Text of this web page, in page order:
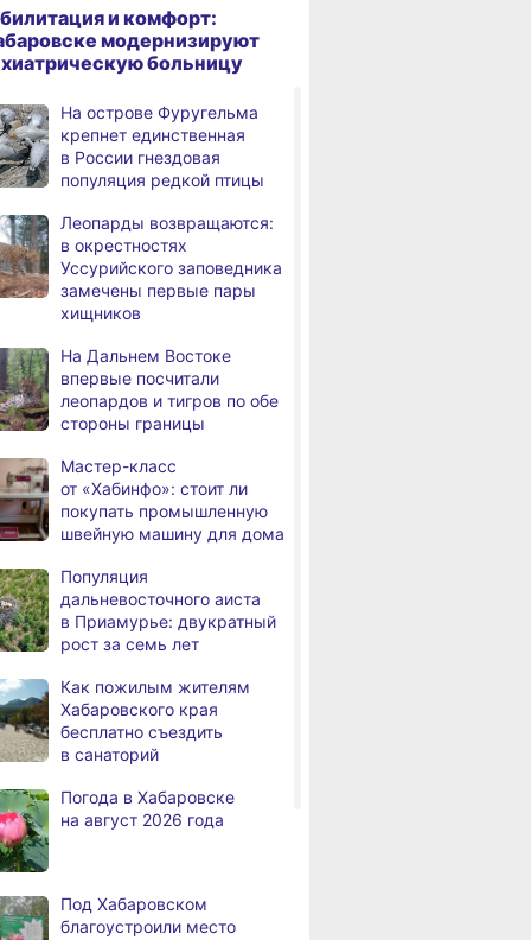
обсудили
налога
За сутки в Хабаровском
крае в 4 ДТП пострадали
модернизировали 4G
Правительство
Хабаровского края
Дальневосточную студию
кинохроники
В команду крупного
требуется специалист
по документообороту
и сопровождению продаж
«Раскладушки» и «книжки»
пользователи
Магнитные бури,
радиационный фон и пробки
Какой сегодня день:
Всемирный день борьбы
за запрещение ядерного
В Комсомольске-на-Амуре
рейсовый автобус съехал
в кювет
В Хабаровске состоится
фестиваль, посвящённый
Дню Победы
над милитаристской
В Хабаровске пройдёт гала-
В больнице имени
и комфорт:
модернизируют
больницу
На острове Фуругельма
крепнет единственная
в России гнездовая
популяция редкой птицы
Леопарды возвращаются:
в окрестностях
Уссурийского заповедника
замечены первые пары
хищников
На Дальнем Востоке
впервые посчитали
леопардов и тигров по обе
стороны границы
Мастер-класс
от «Хабинфо»: стоит ли
покупать промышленную
швейную машину для дома
Популяция
дальневосточного аиста
в Приамурье: двукратный
рост за семь лет
Как пожилым жителям
Хабаровского края
бесплатно съездить
в санаторий
Погода в Хабаровске
на август 2026 года
Под Хабаровском
благоустроили место